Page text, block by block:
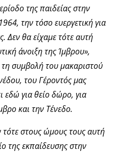
της παιδείας στην
την τόσο ευεργετική για
Δεν θα είχαμε τότε αυτή
άνοιξη της Ίμβρου»,
συμβολή του μακαριστού
του Γέροντός μας
εδώ για θείο δώρο, για
και την Τένεδο.
στους ώμους τους αυτή
της εκπαίδευσης στην